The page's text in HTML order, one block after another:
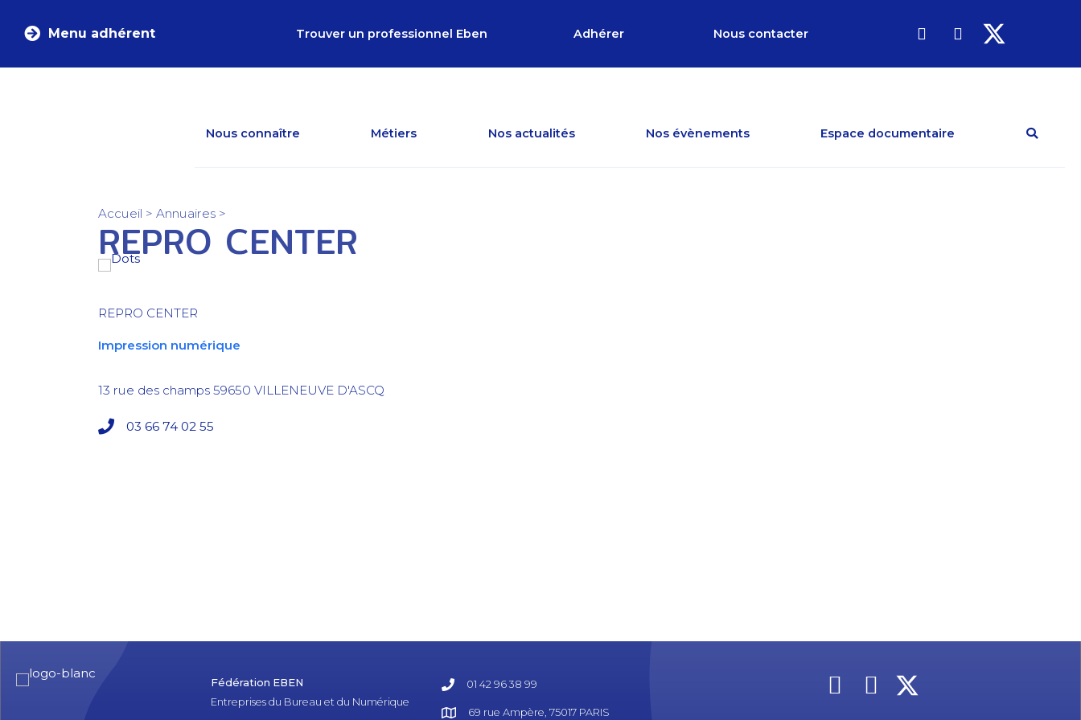
Menu adhérent Trouver un professionnel Eben Adhérer Nous contacter
Nous connaître Métiers Nos actualités Nos évènements Espace documentaire
Accueil > Annuaires >
REPRO CENTER
REPRO CENTER
Impression numérique
13 rue des champs 59650 VILLENEUVE D'ASCQ
03 66 74 02 55
Fédération EBEN
Entreprises du Bureau et du Numérique
01 42 96 38 99
69 rue Ampère, 75017 PARIS